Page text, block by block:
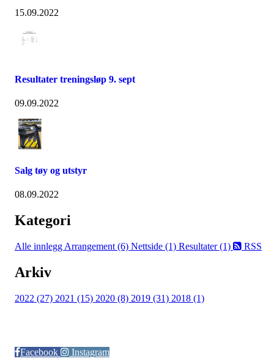
15.09.2022
Resultater treningsløp 9. sept
09.09.2022
Salg tøy og utstyr
08.09.2022
Kategori
Alle innlegg Arrangement (6) Nettside (1) Resultater (1) RSS
Arkiv
2022 (27) 2021 (15) 2020 (8) 2019 (31) 2018 (1)
Facebook
Instagram